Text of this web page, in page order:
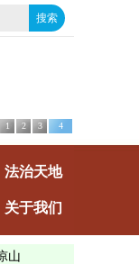
1 2 3 4
法治天地
关于我们
山